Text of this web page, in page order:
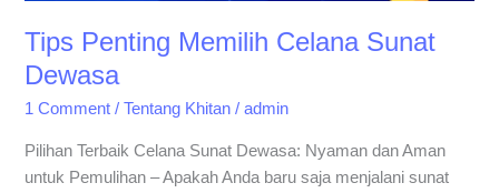
Tips Penting Memilih Celana Sunat
Dewasa
1 Comment /Tentang Khitan /admin
Pilihan Terbaik Celana Sunat Dewasa: Nyaman dan Aman
untuk Pemulihan – Apakah Anda baru saja menjalani sunat